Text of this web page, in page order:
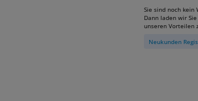
Sie sind noch kein
Dann laden wir
unseren Vorteilen
Neukunden